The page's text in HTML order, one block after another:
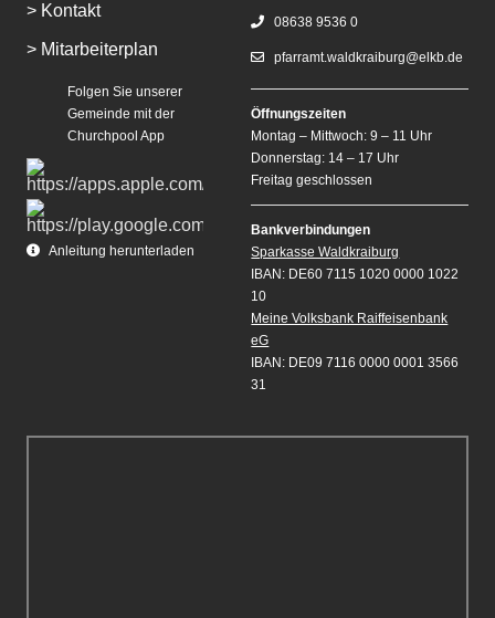
> Kontakt
> Mitarbeiterplan
Folgen Sie unserer
Gemeinde mit der
Churchpool App
Anleitung herunterladen
08638 9536 0
pfarramt.waldkraiburg@elkb.de
Öffnungszeiten
Montag – Mittwoch: 9 – 11 Uhr
Donnerstag: 14 – 17 Uhr
Freitag geschlossen
Bankverbindungen
Sparkasse Waldkraiburg
IBAN: DE60 7115 1020 0000 1022
10
Meine Volksbank Raiffeisenbank
eG
IBAN: DE09 7116 0000 0001 3566
31